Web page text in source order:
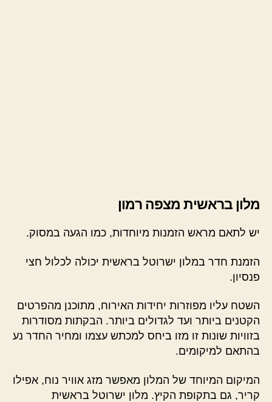
מלון בראשית מצפה רמון
יש לתאם מראש הזמנות מיוחדות, כמו הגעה במסוק.
הזמנת חדר במלון ישרוטל בראשית יכולה לכלול חצי
פנסיון.
השטח עליו מפוזרות יחידות האירוח, מתוכנן מהפרטים
הקטנים ביותר ועד לגדולים ביותר. הבקתות מסודרות
בזוויות שונות זו מזו ביחס למכתש עצמו ומחיר החדר נע
בהתאם למיקומים.
המיקום המיוחד של המלון מאפשר מזג אוויר נוח, אפילו
קריר, גם בתקופת הקיץ. מלון ישרוטל בראשית